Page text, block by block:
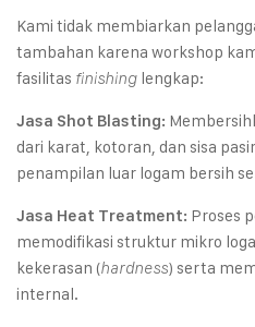
Kami tidak membiarkan
tambahan karena workshop
fasilitas finishing lengkap:
Jasa Shot Blasting:
dari karat, kotoran, dan sisa
penampilan luar logam bersih
Jasa Heat Treatment: Proses
memodifikasi struktur mikro
kekerasan (hardness) serta
internal.